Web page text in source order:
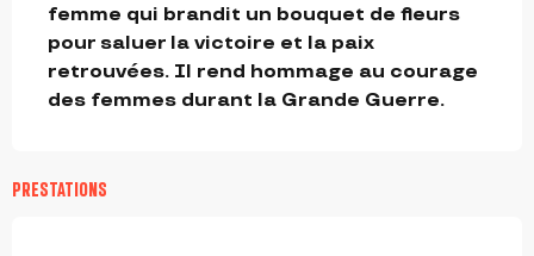
femme qui brandit un bouquet de fleurs
pour saluer la victoire et la paix
retrouvées. Il rend hommage au courage
des femmes durant la Grande Guerre.
PRESTATIONS